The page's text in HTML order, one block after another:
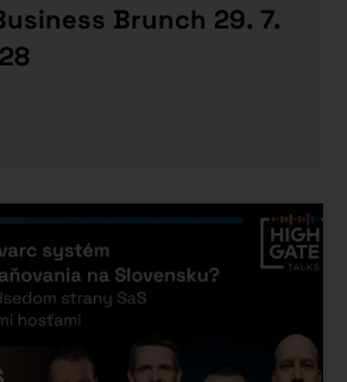
Brunch 29. 7.